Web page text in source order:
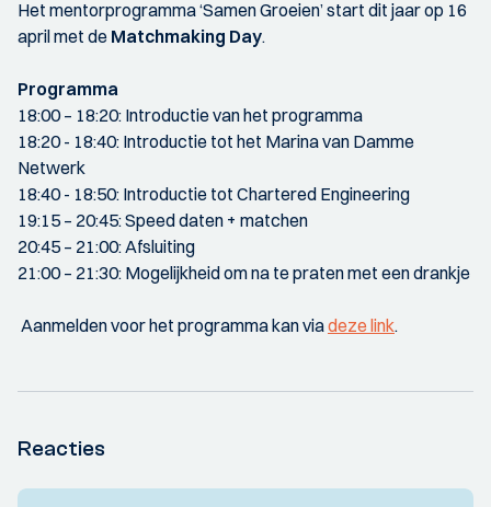
Het mentorprogramma ‘Samen Groeien’ start dit jaar op 16
april met de Matchmaking Day.
Programma
18:00 – 18:20: Introductie van het programma
18:20 - 18:40: Introductie tot het Marina van Damme
Netwerk
18:40 - 18:50: Introductie tot Chartered Engineering
19:15 – 20:45: Speed daten + matchen
20:45 – 21:00: Afsluiting
21:00 – 21:30: Mogelijkheid om na te praten met een drankje
Aanmelden voor het programma kan viadeze link.
Reacties